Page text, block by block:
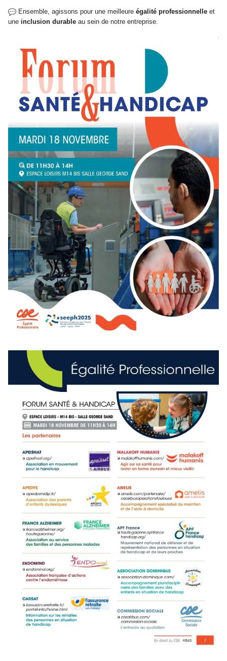
Ensemble, agissons pour une meilleure égalité professionnelleet
une inclusion durable au sein de notre entreprise.